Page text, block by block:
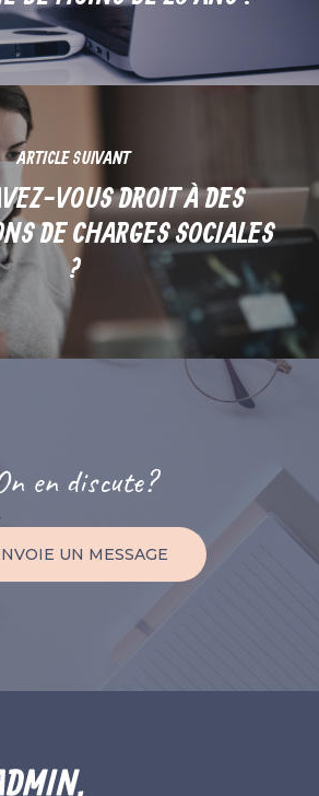
ARTICLE SUIVANT
VOUS DROIT À DES
DE CHARGES SOCIALES
?
en discute?
UN MESSAGE